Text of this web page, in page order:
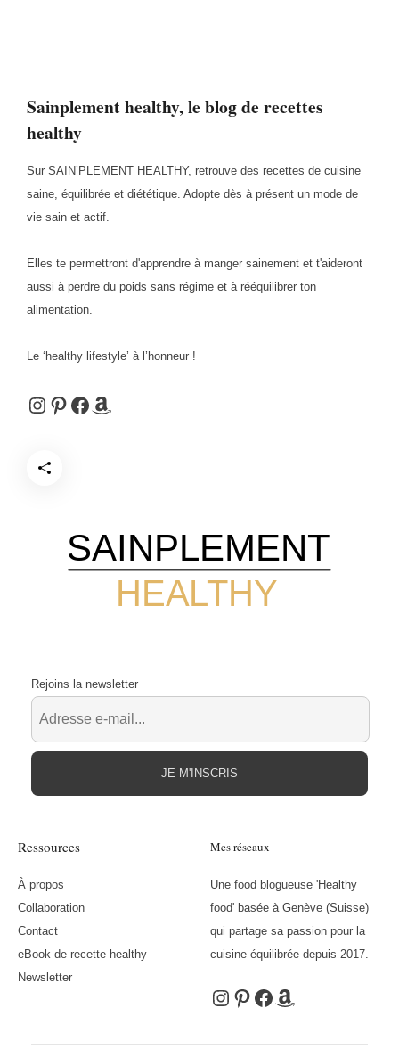
Sainplement healthy, le blog de recettes
healthy
Sur SAIN’PLEMENT HEALTHY, retrouve des recettes de cuisine
saine, équilibrée et diététique. Adopte dès à présent un mode de
vie sain et actif.
Elles te permettront d'apprendre à manger sainement et t'aideront
aussi à perdre du poids sans régime et à rééquilibrer ton
alimentation.
Le ‘healthy lifestyle’ à l’honneur !
Instagram
Pinterest
Facebook
Amazon
HEALTHY
SAINPLEMENT
Ressources
À propos
Collaboration
Contact
eBook de recette healthy
Newsletter
Mes réseaux
Une food blogueuse 'Healthy
food' basée à Genève (Suisse)
qui partage sa passion pour la
cuisine équilibrée depuis 2017.
Instagram
Pinterest
Facebook
Amazon
Rejoins la newsletter
JE M'INSCRIS